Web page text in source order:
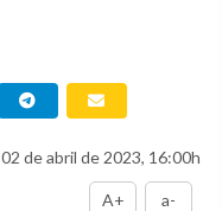
02 de abril de 2023, 16:00h
A+ a-